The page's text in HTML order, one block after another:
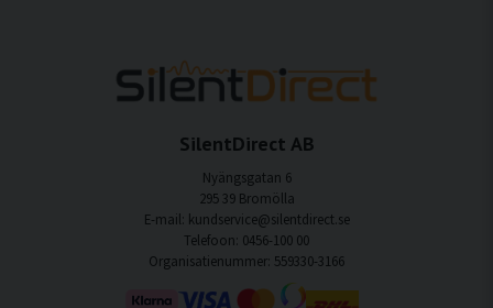
SilentDirect AB
Nyängsgatan 6
295 39 Bromölla
E-mail: kundservice@silentdirect.se
Telefoon: 0456-100 00
Organisatienummer: 559330-3166